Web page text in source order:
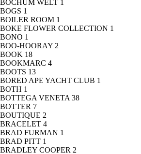
BOCHUM WELT 1
BOGS 1
BOILER ROOM 1
BOKE FLOWER COLLECTION 1
BONO 1
BOO-HOORAY 2
BOOK 18
BOOKMARC 4
BOOTS 13
BORED APE YACHT CLUB 1
BOTH 1
BOTTEGA VENETA 38
BOTTER 7
BOUTIQUE 2
BRACELET 4
BRAD FURMAN 1
BRAD PITT 1
BRADLEY COOPER 2